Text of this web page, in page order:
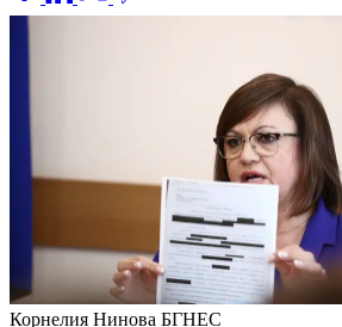
Корнелия Нинова БГНЕС